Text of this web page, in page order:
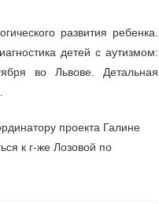
развития ребенка.
детей с аутизмом:
во Львове. Детальная
проекта Галине
к г-же Лозовой по